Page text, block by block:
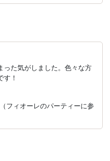
った気がしました。色々な方
！
フィオーレのパーティーに参